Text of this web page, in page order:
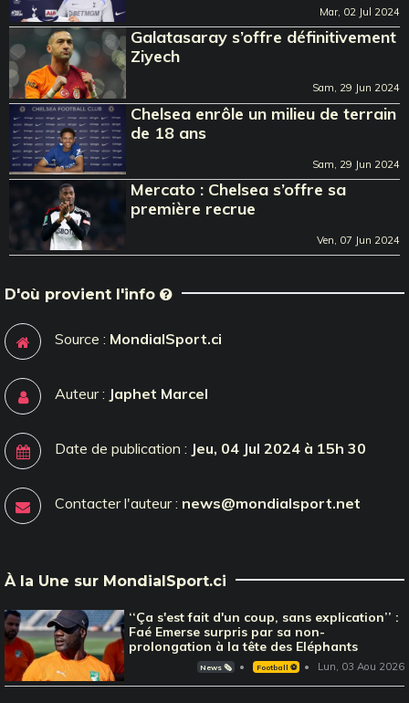
Mar, 02 Jul 2024
Galatasaray s’offre définitivement
Ziyech
Sam, 29 Jun 2024
Chelsea enrôle un milieu de terrain
de 18 ans
Sam, 29 Jun 2024
Mercato : Chelsea s’offre sa
première recrue
Ven, 07 Jun 2024
D'où provient l'info
Source : MondialSport.ci
Auteur : Japhet Marcel
Date de publication : Jeu, 04 Jul 2024 à 15h 30
Contacter l'auteur : news@mondialsport.net
À la Une sur MondialSport.ci
‘‘Ça s'est fait d'un coup, sans explication’’ :
Faé Emerse surpris par sa non-
prolongation à la tête des Eléphants
News 🗞️ Football ⚽️ Lun, 03 Aou 2026